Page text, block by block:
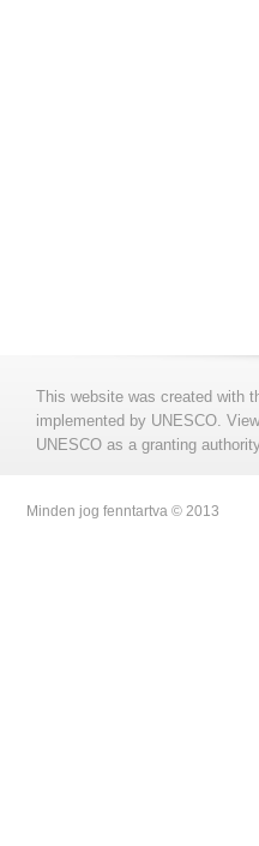
This website was created with
implemented by UNESCO.
UNESCO as a granting
Minden jog fenntartva © 2013